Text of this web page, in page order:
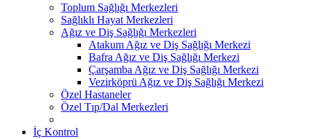
Toplum Sağlığı Merkezleri
Sağlıklı Hayat Merkezleri
Ağız ve Diş Sağlığı Merkezleri
Atakum Ağız ve Diş Sağlığı Merkezi
Bafra Ağız ve Diş Sağlığı Merkezi
Çarşamba Ağız ve Diş Sağlığı Merkezi
Vezirköprü Ağız ve Diş Sağlığı Merkezi
Özel Hastaneler
Özel Tıp/Dal Merkezleri
İç Kontrol